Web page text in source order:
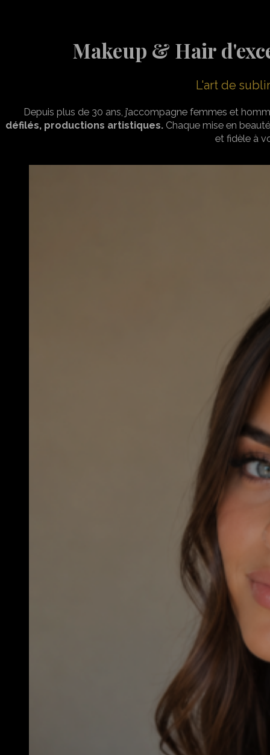
Makeup & Hair
L'art de
Depuis plus de 30 ans, j’accompagne femmes et
défilés, productions artistiques.Chaque mise en
et fidèle à